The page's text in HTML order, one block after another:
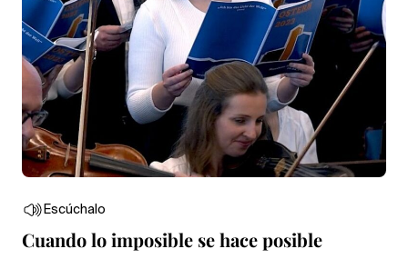
Escúchalo
Cuando lo imposible se hace posible